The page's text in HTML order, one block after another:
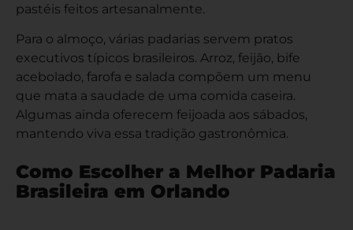
pastéis feitos artesanalmente.
Para o almoço, várias padarias servem pratos
executivos típicos brasileiros. Arroz, feijão, bife
acebolado, farofa e salada compõem um menu
que mata a saudade de uma comida caseira.
Algumas ainda oferecem feijoada aos sábados,
mantendo viva essa tradição gastronômica.
Como Escolher a Melhor Padaria
Brasileira em Orlando